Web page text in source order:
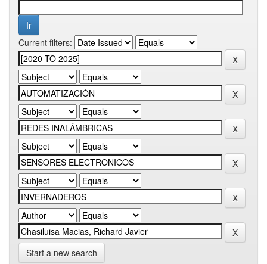
Current filters:
Start a new search